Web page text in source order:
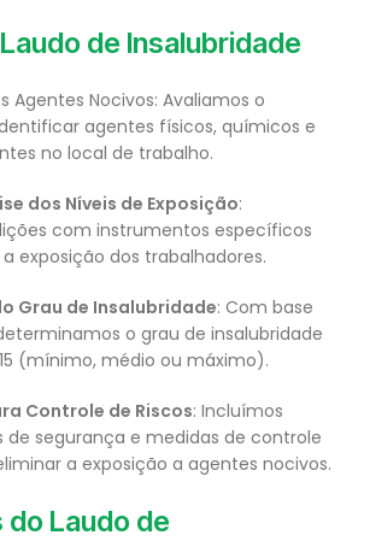
de Insalubridade
Agentes Nocivos: Avaliamos o
agentes físicos, químicos e
no local de trabalho.
dos Níveis de Exposição:
com instrumentos específicos
exposição dos trabalhadores.
Grau de Insalubridade: Com base
o grau de insalubridade
(mínimo, médio ou máximo).
Controle de Riscos: Incluímos
segurança e medidas de controle
a exposição a agentes nocivos.
Laudo de